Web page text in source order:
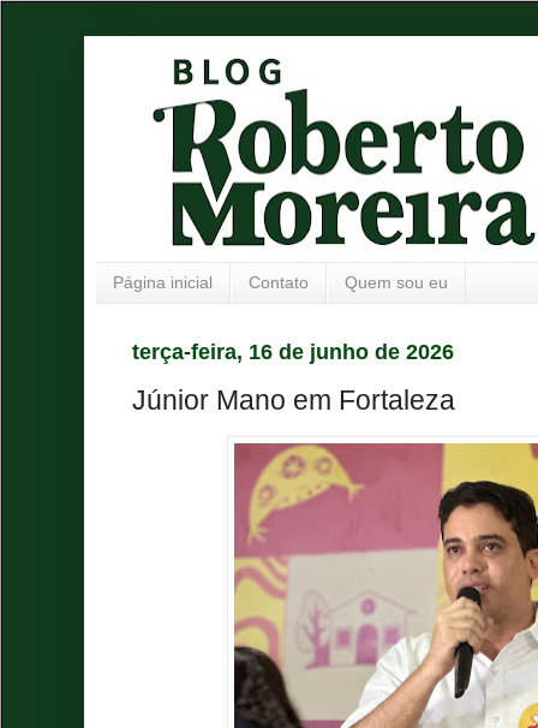
Página inicial Contato Quem sou eu
terça-feira, 16 de junho de 2026
Júnior Mano em Fortaleza